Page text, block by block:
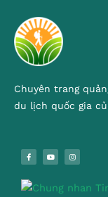
Chuyên trang
du lịch quốc gia